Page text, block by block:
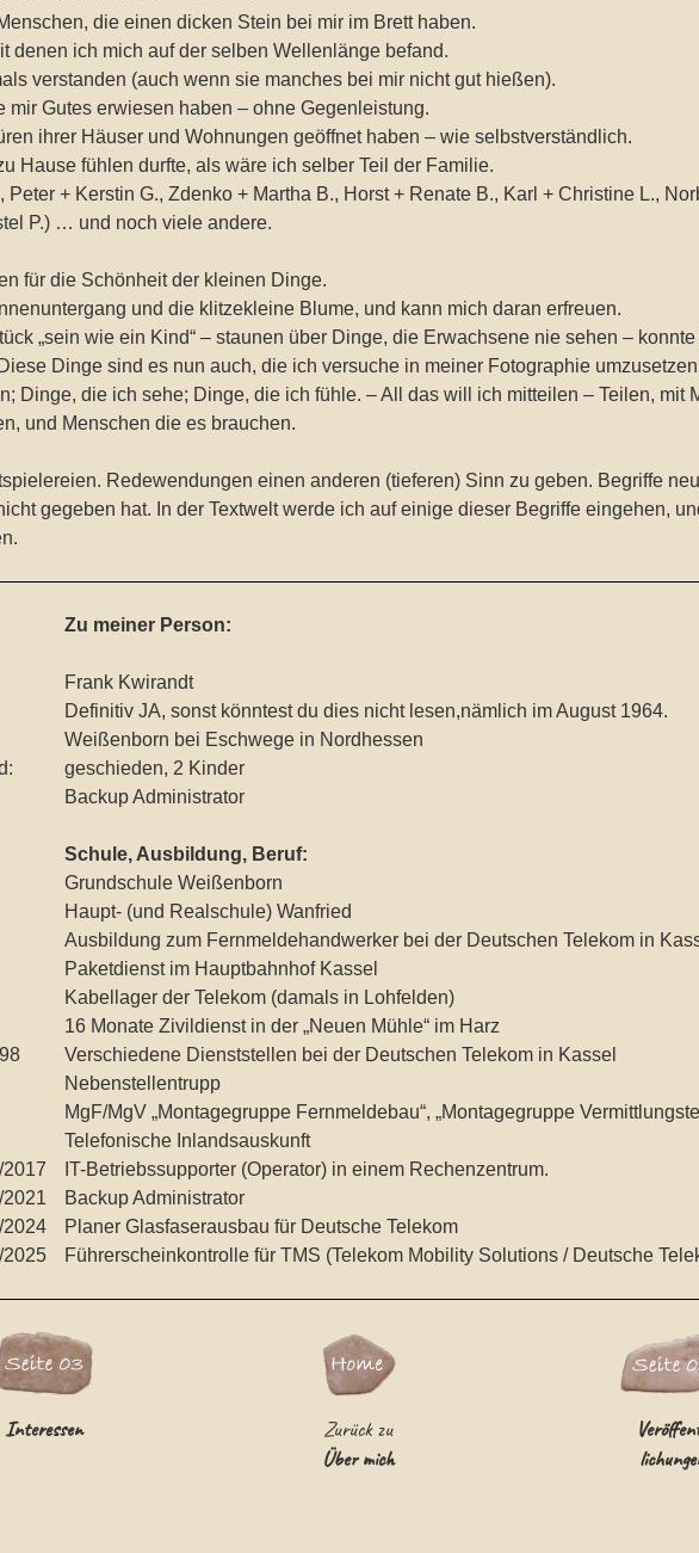
die einen dicken Stein bei mir im Brett haben.
denen ich mich auf der selben Wellenlänge befand.
verstanden (auch wenn sie manches bei mir nicht gut hießen).
mir Gutes erwiesen haben – ohne Gegenleistung.
ihrer Häuser und Wohnungen geöffnet haben – wie selbstverständlich.
Hause fühlen durfte, als wäre ich selber Teil der Familie.
Peter + Kerstin G., Zdenko + Martha B., Horst + Renate B., Karl + Christine L.,
P.) … und noch viele andere.
für die Schönheit der kleinen Dinge.
und die klitzekleine Blume, und kann mich daran erfreuen.
„sein wie ein Kind“ – staunen über Dinge, die Erwachsene nie sehen –
Dinge sind es nun auch, die ich versuche in meiner Fotographie
Dinge, die ich sehe; Dinge, die ich fühle. – All das will ich mitteilen – Teilen, mit
und Menschen die es brauchen.
Redewendungen einen anderen (tieferen) Sinn zu geben. Begriffe
gegeben hat. In der Textwelt werde ich auf einige dieser Begriffe eingehen,
Zu meiner Person:
Frank Kwirandt
Definitiv JA, sonst könntest du dies nicht lesen,nämlich im August 1964.
Weißenborn bei Eschwege in Nordhessen
geschieden, 2 Kinder
Backup Administrator
Schule, Ausbildung, Beruf:
Grundschule Weißenborn
Haupt- (und Realschule) Wanfried
Ausbildung zum Fernmeldehandwerker bei der Deutschen Telekom in
Paketdienst im Hauptbahnhof Kassel
Kabellager der Telekom (damals in Lohfelden)
16 Monate Zivildienst in der „Neuen Mühle“ im Harz
Verschiedene Dienststellen bei der Deutschen Telekom in Kassel
Nebenstellentrupp
MgF/MgV „Montagegruppe Fernmeldebau“, „Montagegruppe
Telefonische Inlandsauskunft
IT-Betriebssupporter (Operator) in einem Rechenzentrum.
Backup Administrator
Planer Glasfaserausbau für Deutsche Telekom
Führerscheinkontrolle für TMS (Telekom Mobility Solutions / Deutsche
Interessen
Zurück zu
Über mich